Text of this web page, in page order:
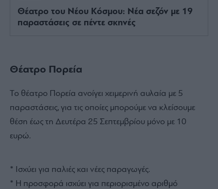
Θέατρο του Νέου Κόσμου: Νέα σεζόν με 19
παραστάσεις σε πέντε σκηνές
Θέατρο Πορεία
Το θέατρο Πορεία ανοίγει χειμερινή αυλαία με 5
παραστάσεις, για τις οποίες μπορούμε να κλείσουμε
θέση έως τη Δευτέρα 25 Σεπτεμβρίου μόνο με 10
ευρώ.
* Ισχύει για παλιές και νέες παραγωγές.
* Η προσφορά ισχύει για περιορισμένο αριθμό